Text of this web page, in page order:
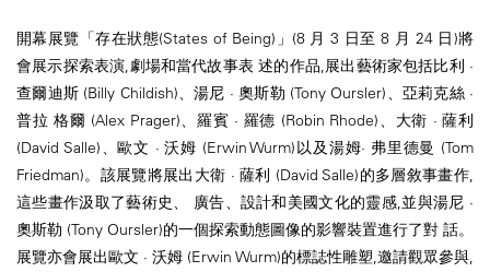
開幕展覽「存在狀態(States of Being)」(8 月 3 日至 8 月 24 日)將
會展示探索表演,劇場和當代故事表 述的作品,展出藝術家包括比利 ·
查爾迪斯 (Billy Childish)、湯尼 · 奧斯勒 (Tony Oursler)、亞莉克絲 ·
普拉 格爾 (Alex Prager)、羅賓 · 羅德 (Robin Rhode)、大衛 · 薩利
(David Salle)、歐文 · 沃姆 (Erwin Wurm)以及湯姆· 弗里德曼 (Tom
Friedman)。該展覽將展出大衛 · 薩利 (David Salle)的多層敘事畫作,
這些畫作汲取了藝術史、 廣告、設計和美國文化的靈感,並與湯尼 ·
奧斯勒 (Tony Oursler)的一個探索動態圖像的影響裝置進行了對 話。
展覽亦會展出歐文 · 沃姆 (Erwin Wurm)的標誌性雕塑,邀請觀眾參與,